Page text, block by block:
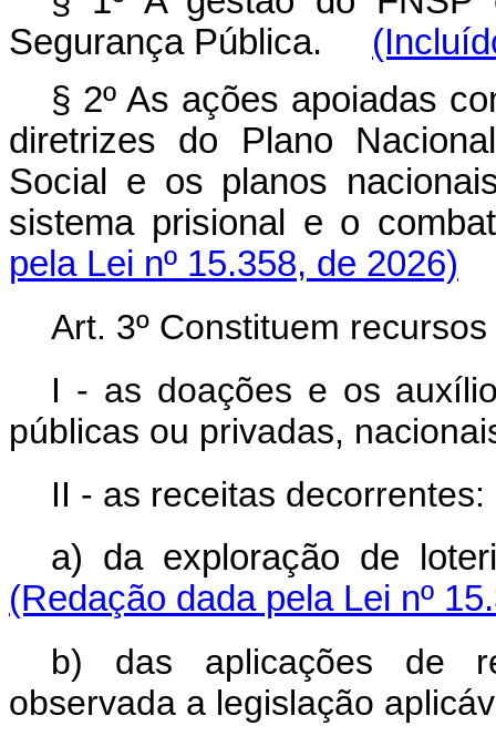
Segurança Pública.
§ 2º As ações apoiadas
diretrizes do Plano
Social e os planos
sistema prisional e o
pela Lei nº 15.358, de 2026)
Art. 3º Constituem
I - as doações e os
públicas ou privadas,
II - as receitas decorrentes:
a) da exploração de
(Redação dada pela Lei nº
b) das aplicações de
observada a legislação